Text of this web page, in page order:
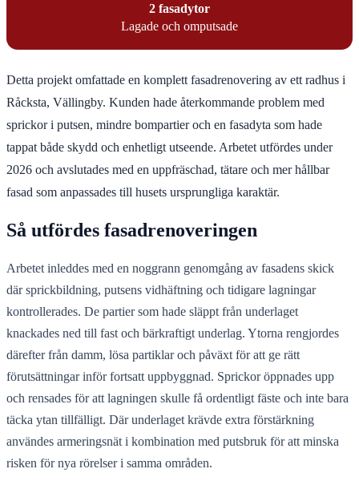
2 fasadytor
Lagade och omputsade
Detta projekt omfattade en komplett fasadrenovering av ett radhus i
Råcksta, Vällingby. Kunden hade återkommande problem med
sprickor i putsen, mindre bompartier och en fasadyta som hade
tappat både skydd och enhetligt utseende. Arbetet utfördes under
2026 och avslutades med en uppfräschad, tätare och mer hållbar
fasad som anpassades till husets ursprungliga karaktär.
Så utfördes fasadrenoveringen
Arbetet inleddes med en noggrann genomgång av fasadens skick
där sprickbildning, putsens vidhäftning och tidigare lagningar
kontrollerades. De partier som hade släppt från underlaget
knackades ned till fast och bärkraftigt underlag. Ytorna rengjordes
därefter från damm, lösa partiklar och påväxt för att ge rätt
förutsättningar inför fortsatt uppbyggnad. Sprickor öppnades upp
och rensades för att lagningen skulle få ordentligt fäste och inte bara
täcka ytan tillfälligt. Där underlaget krävde extra förstärkning
användes armeringsnät i kombination med putsbruk för att minska
risken för nya rörelser i samma områden.